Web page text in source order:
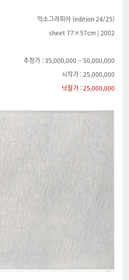
믹소그라피아 (edition 24/25)
sheet 77×57cm | 2002
추정가 : 35,000,000 ~ 50,000,000
시작가 : 25,000,000
낙찰가 : 25,000,000